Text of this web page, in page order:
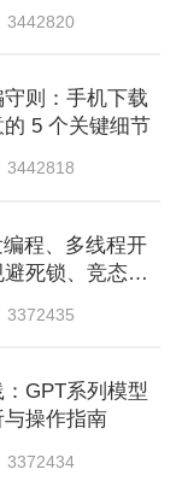
3442820
则：手机下载
5 个关键细节
3442818
程、多线程开
死锁、竞态：
3372435
GPT系列模型
操作指南
3372434